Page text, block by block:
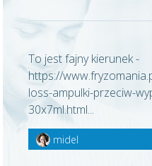
To jest fajny kierunek -
https://
loss-ampulki-przeciw-
30x7ml.html...
midel